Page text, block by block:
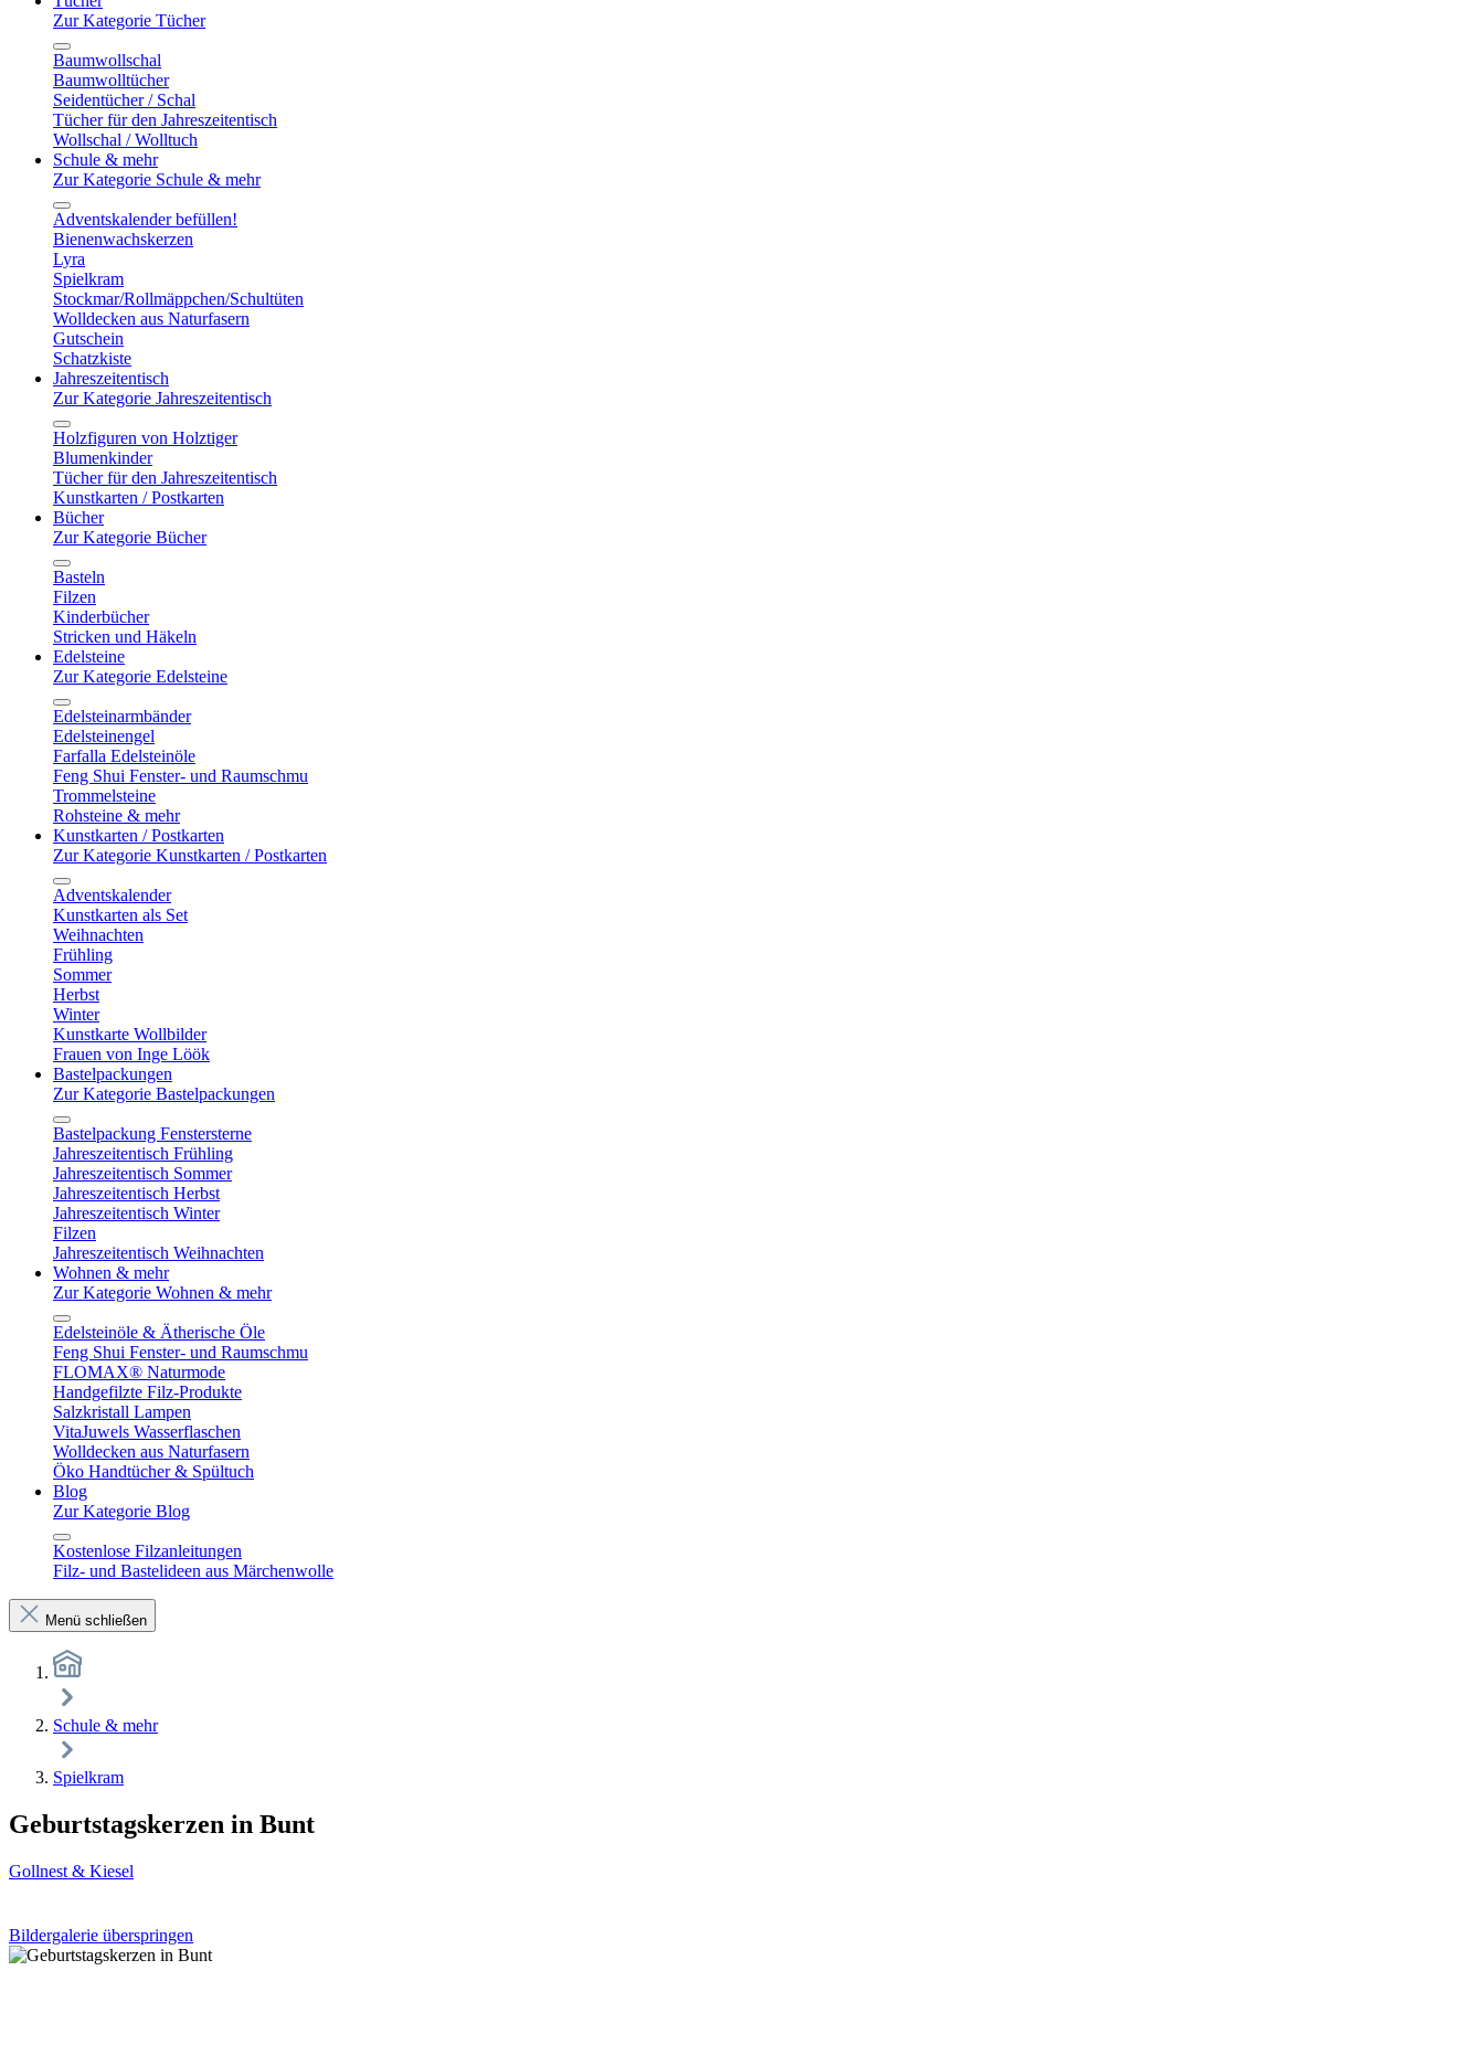
Zur Kategorie Tücher
Baumwollschal
Baumwolltücher
Seidentücher / Schal
Tücher für den Jahreszeitentisch
Wollschal / Wolltuch
Schule & mehr
Zur Kategorie Schule & mehr
Adventskalender befüllen!
Bienenwachskerzen
Lyra
Spielkram
Stockmar/Rollmäppchen/Schultüten
Wolldecken aus Naturfasern
Gutschein
Schatzkiste
Jahreszeitentisch
Zur Kategorie Jahreszeitentisch
Holzfiguren von Holztiger
Blumenkinder
Tücher für den Jahreszeitentisch
Kunstkarten / Postkarten
Bücher
Zur Kategorie Bücher
Basteln
Filzen
Kinderbücher
Stricken und Häkeln
Edelsteine
Zur Kategorie Edelsteine
Edelsteinarmbänder
Edelsteinengel
Farfalla Edelsteinöle
Feng Shui Fenster- und Raumschmu
Trommelsteine
Rohsteine & mehr
Kunstkarten / Postkarten
Zur Kategorie Kunstkarten / Postkarten
Adventskalender
Kunstkarten als Set
Weihnachten
Frühling
Sommer
Herbst
Winter
Kunstkarte Wollbilder
Frauen von Inge Löök
Bastelpackungen
Zur Kategorie Bastelpackungen
Bastelpackung Fenstersterne
Jahreszeitentisch Frühling
Jahreszeitentisch Sommer
Jahreszeitentisch Herbst
Jahreszeitentisch Winter
Filzen
Jahreszeitentisch Weihnachten
Wohnen & mehr
Zur Kategorie Wohnen & mehr
Edelsteinöle & Ätherische Öle
Feng Shui Fenster- und Raumschmu
FLOMAX® Naturmode
Handgefilzte Filz-Produkte
Salzkristall Lampen
VitaJuwels Wasserflaschen
Wolldecken aus Naturfasern
Öko Handtücher & Spültuch
Blog
Zur Kategorie Blog
Kostenlose Filzanleitungen
Filz- und Bastelideen aus Märchenwolle
Menü schließen
Schule & mehr
Spielkram
Geburtstagskerzen in Bunt
Gollnest & Kiesel
Bildergalerie überspringen